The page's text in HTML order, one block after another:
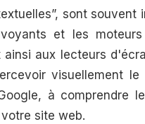
sont
et les
aux lecteurs
visuellement
à comprendre
site web.